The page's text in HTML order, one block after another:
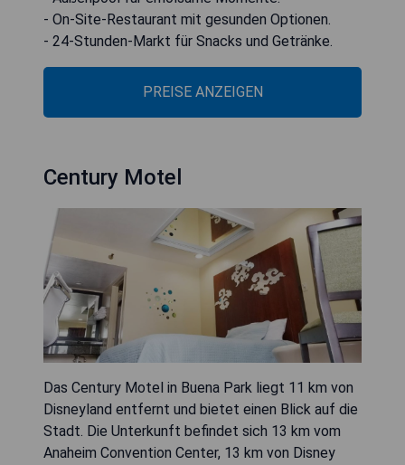
- On-Site-Restaurant mit gesunden Optionen.
- 24-Stunden-Markt für Snacks und Getränke.
PREISE ANZEIGEN
Century Motel
Das Century Motel in Buena Park liegt 11 km von
Disneyland entfernt und bietet einen Blick auf die
Stadt. Die Unterkunft befindet sich 13 km vom
Anaheim Convention Center, 13 km von Disney